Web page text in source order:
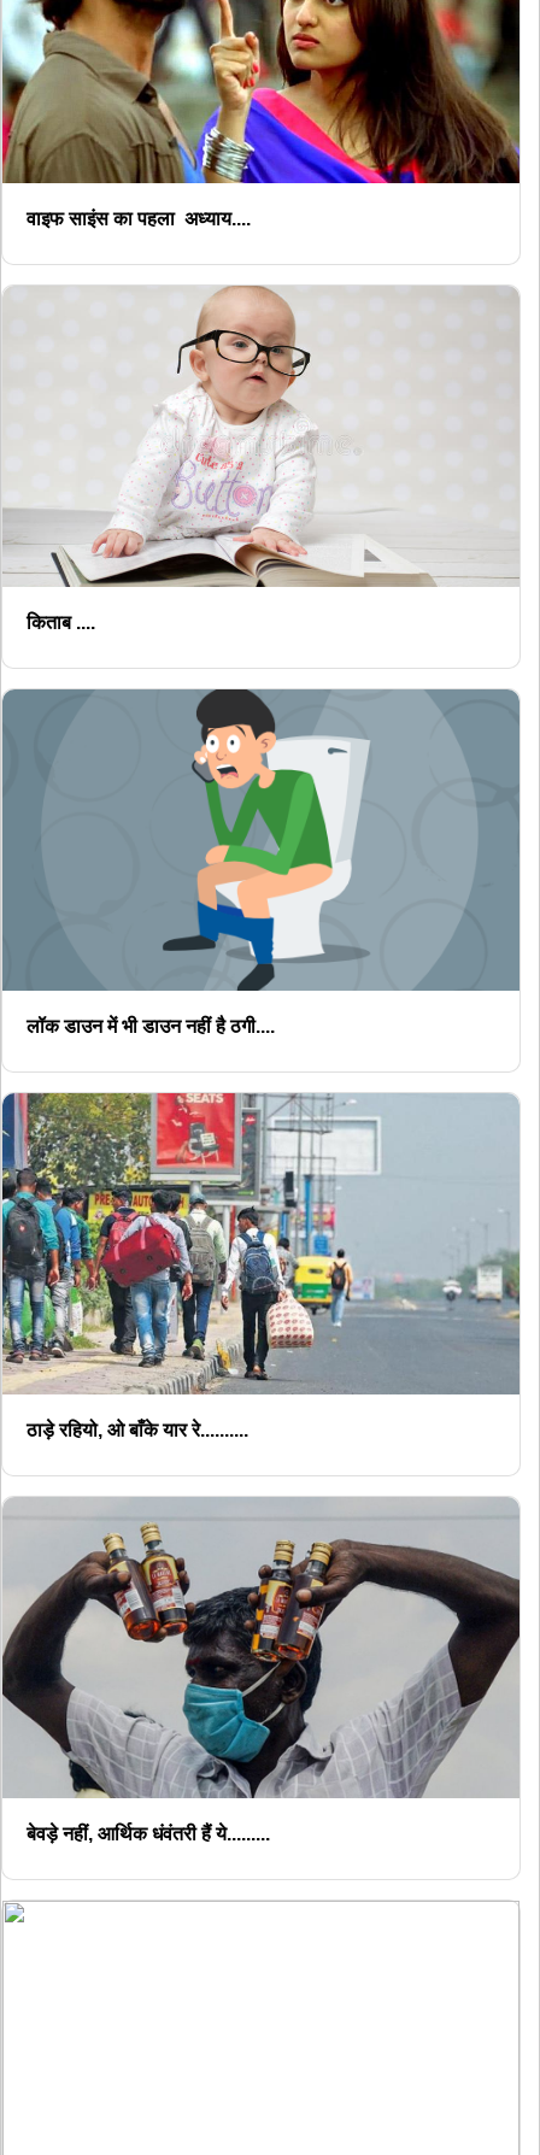
वाइफ साइंस का पहला अध्याय....
किताब ....
लॉक डाउन में भी डाउन नहीं है ठगी....
ठाड़े रहियो, ओ बाँके यार रे..........
बेवड़े नहीं, आर्थिक धंवंतरी हैं ये.........